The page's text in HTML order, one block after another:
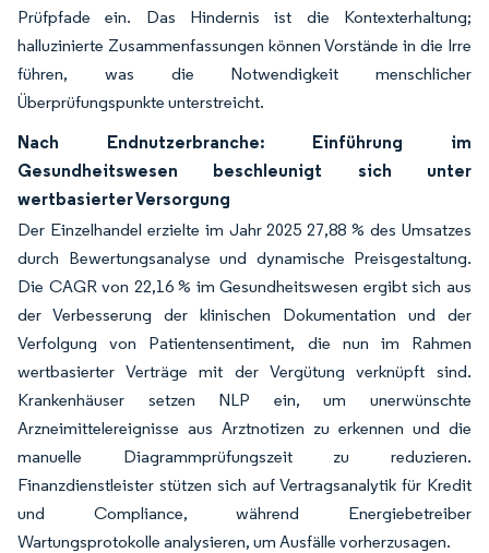
Prüfpfade ein. Das Hindernis ist die Kontexterhaltung;
halluzinierte Zusammenfassungen können Vorstände in die Irre
führen, was die Notwendigkeit menschlicher
Überprüfungspunkte unterstreicht.
Nach Endnutzerbranche: Einführung im
Gesundheitswesen beschleunigt sich unter
wertbasierter Versorgung
Der Einzelhandel erzielte im Jahr 2025 27,88 % des Umsatzes
durch Bewertungsanalyse und dynamische Preisgestaltung.
Die CAGR von 22,16 % im Gesundheitswesen ergibt sich aus
der Verbesserung der klinischen Dokumentation und der
Verfolgung von Patientensentiment, die nun im Rahmen
wertbasierter Verträge mit der Vergütung verknüpft sind.
Krankenhäuser setzen NLP ein, um unerwünschte
Arzneimittelereignisse aus Arztnotizen zu erkennen und die
manuelle Diagrammprüfungszeit zu reduzieren.
Finanzdienstleister stützen sich auf Vertragsanalytik für Kredit
und Compliance, während Energiebetreiber
Wartungsprotokolle analysieren, um Ausfälle vorherzusagen.